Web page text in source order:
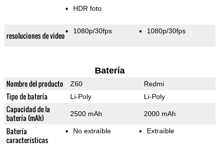
HDR foto
resoluciones de video 1080p/30fps 1080p/30fps
Batería
Nombre del producto Z60 Redmi
Tipo de batería Li-Poly Li-Poly
Capacidad de la
batería (mAh)
2500 mAh 2000 mAh
Batería
características
No extraíble Extraíble